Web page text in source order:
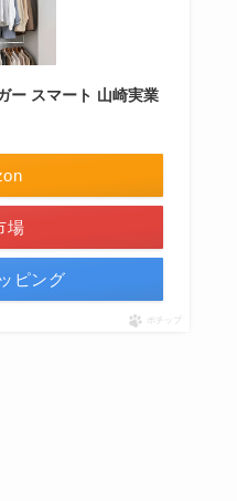
ー スマート 山崎実業
場
ピング
ポチップ